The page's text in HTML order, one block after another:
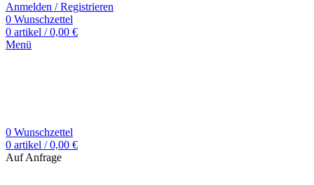
Anmelden / Registrieren
0 Wunschzettel
0 artikel / 0,00 €
Menü
0 Wunschzettel
0 artikel / 0,00 €
Auf Anfrage